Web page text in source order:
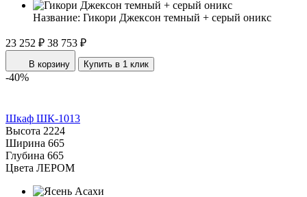
Название: Гикори Джексон темный + серый оникс
23 252 ₽ 38 753 ₽
В корзину Купить в 1 клик
-40%
Шкаф ШК-1013
Высота 2224
Ширина 665
Глубина 665
Цвета ЛЕРОМ